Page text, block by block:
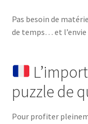
Pas besoin de
de temps… et l’envie
puzzle de
Pour profiter